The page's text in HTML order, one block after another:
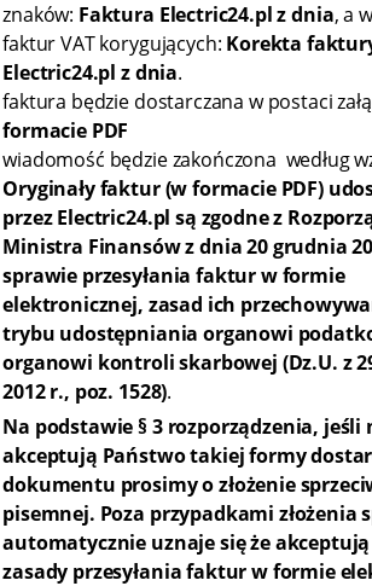
znaków: Faktura Electric24.pl z dnia, a
faktur VAT korygujących: Korekta
Electric24.pl z dnia.
faktura będzie dostarczana w postaci
formacie PDF
wiadomość będzie zakończona według
Oryginały faktur (w formacie PDF)
przez Electric24.pl są zgodne z
Ministra Finansów z dnia 20 grudnia
sprawie przesyłania faktur w formie
elektronicznej, zasad ich
trybu udostępniania organowi
organowi kontroli skarbowej (Dz.U. z
2012 r., poz. 1528).
Na podstawie § 3 rozporządzenia, jeśli
akceptują Państwo takiej formy
dokumentu prosimy o złożenie
pisemnej. Poza przypadkami złożenia
automatycznie uznaje się że
zasady przesyłania faktur w formie